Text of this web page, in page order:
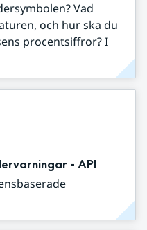
Vad
och hur ska du
procentsiffror? I
- API